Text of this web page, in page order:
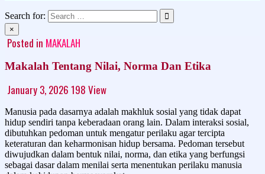
Search for:
×
Posted in MAKALAH
Makalah Tentang Nilai, Norma Dan Etika
January 3, 2026 198 View
Manusia pada dasarnya adalah makhluk sosial yang tidak dapat
hidup sendiri tanpa keberadaan orang lain. Dalam interaksi sosial,
dibutuhkan pedoman untuk mengatur perilaku agar tercipta
keteraturan dan keharmonisan hidup bersama. Pedoman tersebut
diwujudkan dalam bentuk nilai, norma, dan etika yang berfungsi
sebagai dasar dalam menilai serta menentukan perilaku manusia